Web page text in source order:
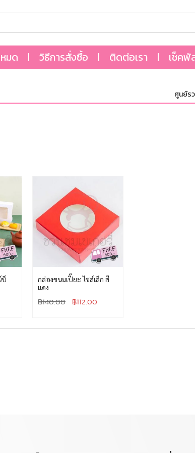
มด วิธีการสั่งซื้อ ติดต่อเรา เช็คพั
ศูนย์รว
บ็
กล่องขนมเปี๊ยะ ไซส์เล็ก สี
แดง
฿140.00 ฿112.00